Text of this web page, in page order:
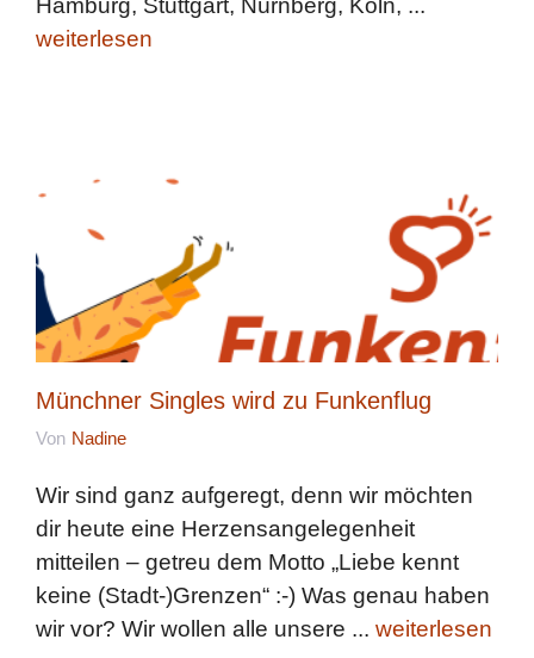
Hamburg, Stuttgart, Nürnberg, Köln, ...
weiterlesen
Münchner Singles wird zu Funkenflug
Von Nadine
Wir sind ganz aufgeregt, denn wir möchten
dir heute eine Herzensangelegenheit
mitteilen – getreu dem Motto „Liebe kennt
keine (Stadt-)Grenzen“ :-) Was genau haben
wir vor? Wir wollen alle unsere ... weiterlesen